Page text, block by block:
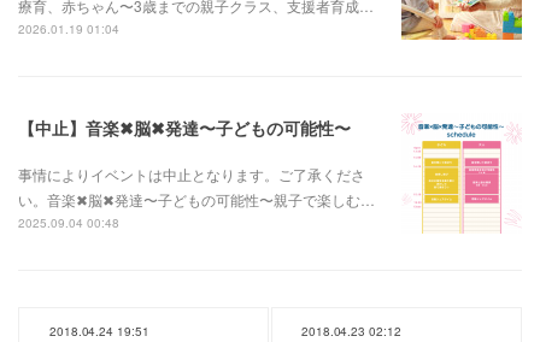
療育、赤ちゃん〜3歳までの親子クラス、支援者育成…
2026.01.19 01:04
【中止】音楽✖︎脳✖︎発達〜子どもの可能性〜
事情によりイベントは中止となります。ご了承くださ
い。音楽✖︎脳✖︎発達〜子どもの可能性〜親子で楽しむ…
2025.09.04 00:48
2018.04.24 19:51 2018.04.23 02:12